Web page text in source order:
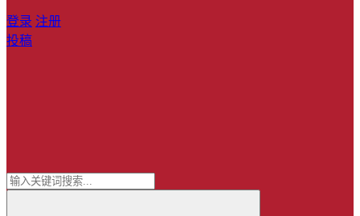
登录 注册
投稿